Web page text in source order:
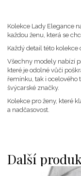
Kolekce Lady Elegance
každou ženu, která se
Každý detail této
Všechny modely nabízí
které je odolné vůči
řemínku, tak i ocelového
švýcarské značky.
Kolekce pro ženy, které
a nadčasovost.
Další